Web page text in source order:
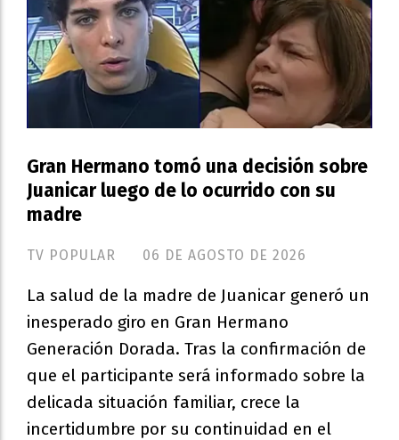
Gran Hermano tomó una decisión sobre
Juanicar luego de lo ocurrido con su
madre
TV POPULAR 06 DE AGOSTO DE 2026
La salud de la madre de Juanicar generó un
inesperado giro en Gran Hermano
Generación Dorada. Tras la confirmación de
que el participante será informado sobre la
delicada situación familiar, crece la
incertidumbre por su continuidad en el